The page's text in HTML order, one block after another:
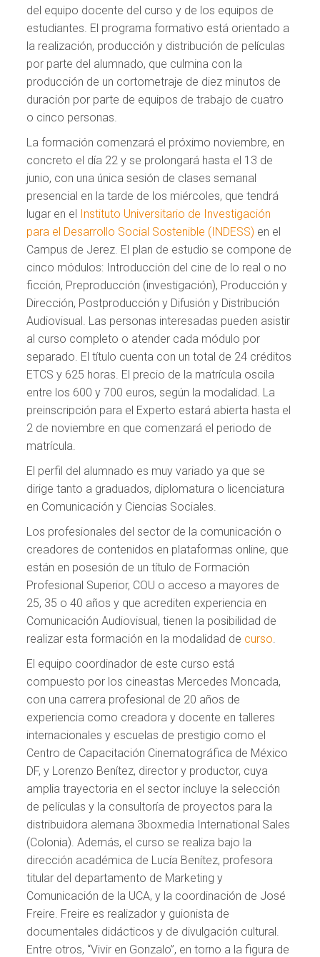
del equipo docente del curso y de los equipos de
estudiantes. El programa formativo está orientado a
la realización, producción y distribución de películas
por parte del alumnado, que culmina con la
producción de un cortometraje de diez minutos de
duración por parte de equipos de trabajo de cuatro
o cinco personas.
La formación comenzará el próximo noviembre, en
concreto el día 22 y se prolongará hasta el 13 de
junio, con una única sesión de clases semanal
presencial en la tarde de los miércoles, que tendrá
lugar en el Instituto Universitario de Investigación
para el Desarrollo Social Sostenible (INDESS) en el
Campus de Jerez. El plan de estudio se compone de
cinco módulos: Introducción del cine de lo real o no
ficción, Preproducción (investigación), Producción y
Dirección, Postproducción y Difusión y Distribución
Audiovisual. Las personas interesadas pueden asistir
al curso completo o atender cada módulo por
separado. El título cuenta con un total de 24 créditos
ETCS y 625 horas. El precio de la matrícula oscila
entre los 600 y 700 euros, según la modalidad. La
preinscripción para el Experto estará abierta hasta el
2 de noviembre en que comenzará el periodo de
matrícula.
El perfil del alumnado es muy variado ya que se
dirige tanto a graduados, diplomatura o licenciatura
en Comunicación y Ciencias Sociales.
Los profesionales del sector de la comunicación o
creadores de contenidos en plataformas online, que
están en posesión de un título de Formación
Profesional Superior, COU o acceso a mayores de
25, 35 o 40 años y que acrediten experiencia en
Comunicación Audiovisual, tienen la posibilidad de
realizar esta formación en la modalidad de curso
El equipo coordinador de este curso está
compuesto por los cineastas Mercedes Moncada,
con una carrera profesional de 20 años de
experiencia como creadora y docente en talleres
internacionales y escuelas de prestigio como el
Centro de Capacitación Cinematográfica de México
DF, y Lorenzo Benítez, director y productor, cuya
amplia trayectoria en el sector incluye la selección
de películas y la consultoría de proyectos para la
distribuidora alemana 3boxmedia International Sales
(Colonia). Además, el curso se realiza bajo la
dirección académica de Lucía Benítez, profesora
titular del departamento de Marketing y
Comunicación de la UCA, y la coordinación de José
Freire. Freire es realizador y guionista de
documentales didácticos y de divulgación cultural.
Entre otros, “Vivir en Gonzalo”, en torno a la figura de